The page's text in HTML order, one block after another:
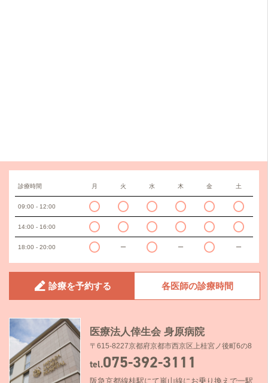
診療時間 月 火 水 木 金 土
09:00 - 12:00
14:00 - 16:00
18:00 - 20:00 ー ー ー
診療を予約する 各医師の診療時間
医療法人倖生会 身原病院
〒615-8227京都府京都市西京区上桂宮ノ後町6の8
tel.075-392-3111
阪急京都線桂駅にて嵐山線にお乗り換えで一駅